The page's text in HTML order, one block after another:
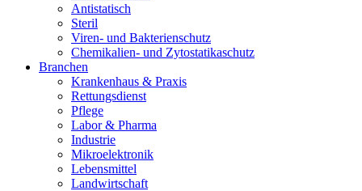
Antistatisch
Steril
Viren- und Bakterienschutz
Chemikalien- und Zytostatikaschutz
Branchen
Krankenhaus & Praxis
Rettungsdienst
Pflege
Labor & Pharma
Industrie
Mikroelektronik
Lebensmittel
Landwirtschaft